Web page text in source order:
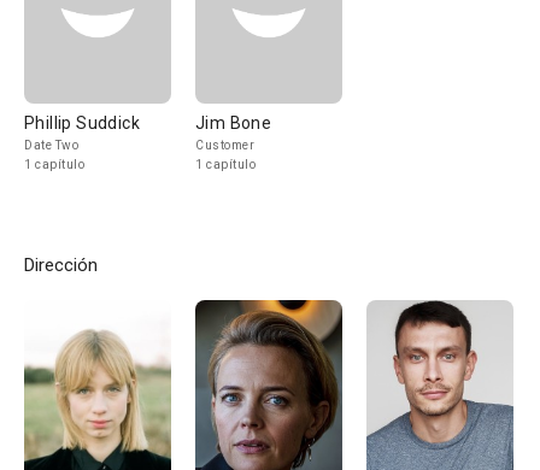
Phillip Suddick
Date Two
1 capítulo
Jim Bone
Customer
1 capítulo
Dirección